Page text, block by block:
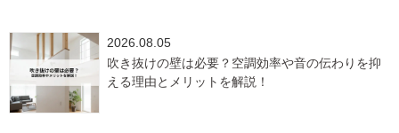
2026.08.05
吹き抜けの壁は必要？空調効率や音の伝わりを抑
える理由とメリットを解説！